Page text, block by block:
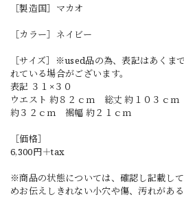
［製造国］マカオ
［カラー］ネイビー
［サイズ］※used品の為、表記はあくま
れている場合がございます。
表記 ３１×３０
ウエスト 約８２ｃｍ 総丈 約１０３ｃ
約３２ｃｍ 裾幅 約２１ｃｍ
［価格］
6,300円＋tax
※商品の状態については、確認し記載し
めお伝えしきれない小穴や傷、汚れがある